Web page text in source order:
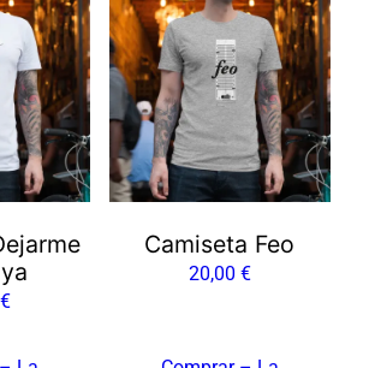
€
Camiseta Feo
20,00 €